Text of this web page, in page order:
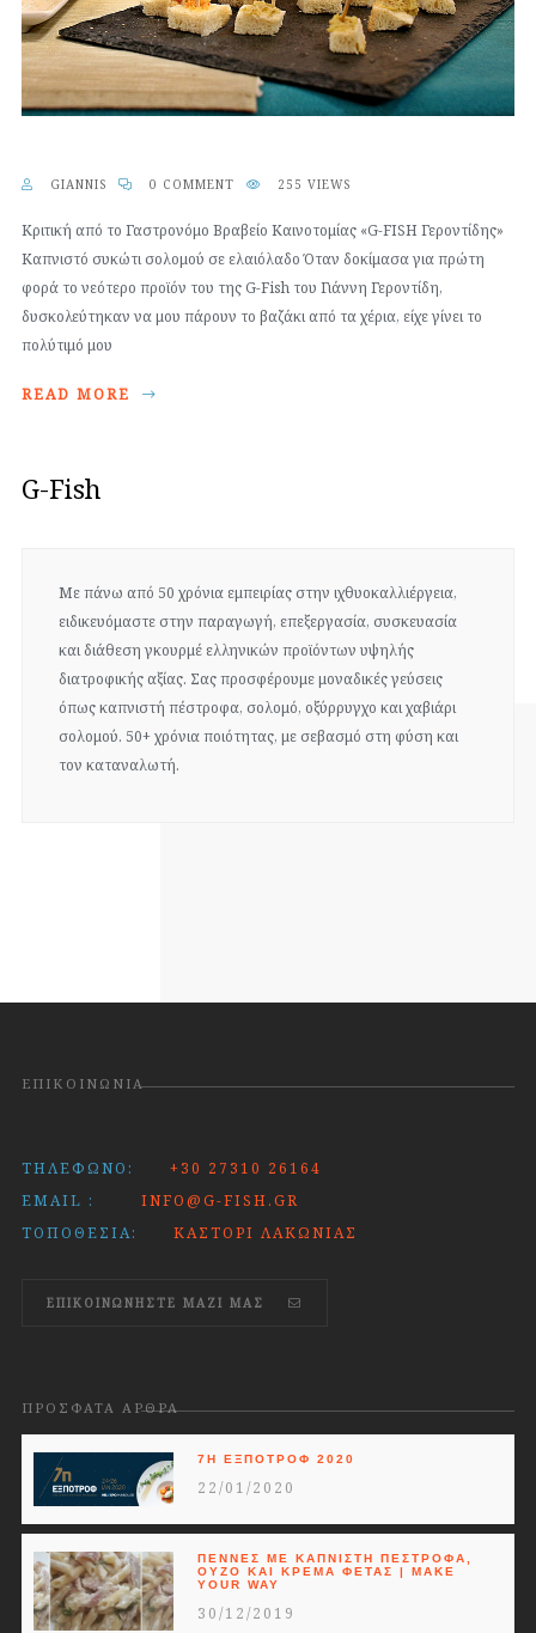
GIANNIS 0 COMMENT 255 VIEWS
Κριτική από το Γαστρονόμο Βραβείο Καινοτομίας «G-FISH Γεροντίδης»
Καπνιστό συκώτι σολομού σε ελαιόλαδο Όταν δοκίμασα για πρώτη
φορά το νεότερο προϊόν του της G-Fish του Γιάννη Γεροντίδη,
δυσκολεύτηκαν να μου πάρουν το βαζάκι από τα χέρια, είχε γίνει το
πολύτιμό μου
READ MORE
G-Fish
Με πάνω από 50 χρόνια εμπειρίας στην ιχθυοκαλλιέργεια,
ειδικευόμαστε στην παραγωγή, επεξεργασία, συσκευασία
και διάθεση γκουρμέ ελληνικών προϊόντων υψηλής
διατροφικής αξίας. Σας προσφέρουμε μοναδικές γεύσεις
όπως καπνιστή πέστροφα, σολομό, οξύρρυγχο και χαβιάρι
σολομού. 50+ χρόνια ποιότητας, με σεβασμό στη φύση και
τον καταναλωτή.
ΕΠΙΚΟΙΝΩΝΊΑ
ΤΗΛΈΦΩΝΟ:
+30 27310 26164
EMAIL :
INFO@G-FISH.GR
ΤΟΠΟΘΕΣΊΑ:
ΚΑΣΤΌΡΙ ΛΑΚΩΝΊΑΣ
ΕΠΙΚΟΙΝΩΝΗΣΤΕ ΜΑΖΊ ΜΑΣ
ΠΡΌΣΦΑΤΑ ΆΡΘΡΑ
7Η ΕΞΠΟΤΡΟΦ 2020
22/01/2020
ΠΈΝΝΕΣ ΜΕ ΚΑΠΝΙΣΤΉ ΠΈΣΤΡΟΦΑ,
ΟΎΖΟ ΚΑΙ ΚΡΈΜΑ ΦΈΤΑΣ | MAKE
YOUR WAY
30/12/2019